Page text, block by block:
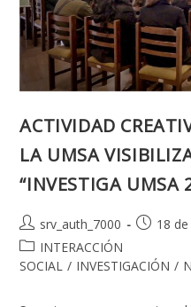
ACTIVIDAD
LA UMSA
“INVESTIGA UMSA
Autor
de
la
srv_auth_7000
la
18
Categoría
de
INTERACCIÓN
SOCIAL / INVESTIGACIÓN /